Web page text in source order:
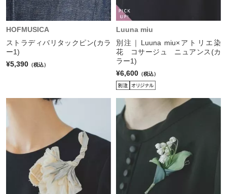
HOFMUSICA
ストラディバリタックピン(カラ
ー1)
¥5,390 （税込）
Luuna miu
別注｜Luuna miu×アトリエ染
花 コサージュ ニュアンス(カ
ラー1)
¥6,600 （税込）